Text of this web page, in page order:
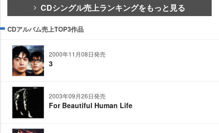
CDシングル売上ランキングをもっと見る
CDアルバム売上TOP3作品
2000年11月08日発売
3
2003年09月26日発売
For Beautiful Human Life